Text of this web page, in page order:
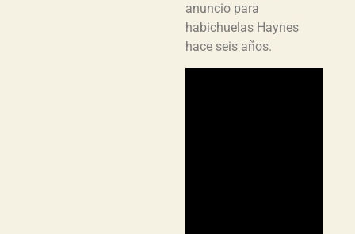
anuncio para
habichuelas Haynes
hace seis años.